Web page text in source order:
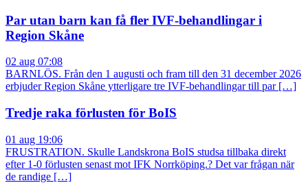
Par utan barn kan få fler IVF-behandlingar i
Region Skåne
02 aug 07:08
BARNLÖS. Från den 1 augusti och fram till den 31 december 2026
erbjuder Region Skåne ytterligare tre IVF-behandlingar till par […]
Tredje raka förlusten för BoIS
01 aug 19:06
FRUSTRATION. Skulle Landskrona BoIS studsa tillbaka direkt
efter 1-0 förlusten senast mot IFK Norrköping.? Det var frågan när
de randige […]